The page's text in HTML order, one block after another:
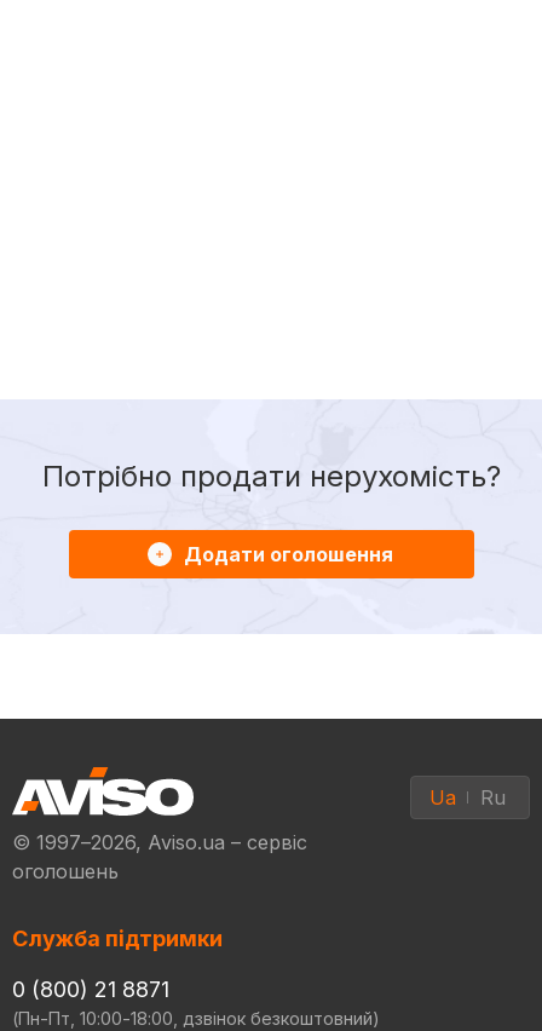
Потрібно продати нерухомість?
Додати оголошення
© 1997–2026, Aviso.ua – сервіс
оголошень
Ua Ru
Служба підтримки
0 (800) 21 8871
(Пн-Пт, 10:00-18:00, дзвінок безкоштовний)